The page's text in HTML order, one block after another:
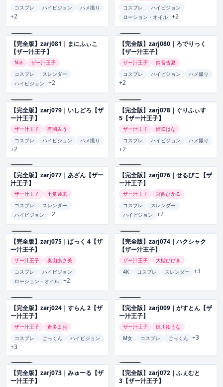
コスプレ
ハイビジョン ハメ撮り
+2
コスプレ
ハイビジョン
ローション・オイル +2
【完全版】zarj081｜まにふぃこ
【ザー汁王子】
Nia
ザー汁王子
コスプレ
スレンダー
ハイビジョン
+2
【完全版】zarj080｜ろでりっく
【ザー汁王子】
ザー汁王子
鈴音杏夏
コスプレ
ハイビジョン ハメ撮り
+2
【完全版】zarj079｜いしどろ【ザ
ー汁王子】
ザー汁王子
有岡みう
コスプレ
ハイビジョン ハメ撮り
+2
【完全版】zarj078｜ぐりふぃす
5【ザー汁王子】
ザー汁王子
姫咲はな
コスプレ
ハイビジョン ハメ撮り
+2
【完全版】zarj077｜あざん【ザー
汁王子】
ザー汁王子
七堂蓮未
コスプレ
スレンダー
ハイビジョン
+2
【完全版】zarj076｜せるぴこ【ザ
ー汁王子】
ザー汁王子
宮西ひかる
コスプレ
スレンダー
ハイビジョン
+2
【完全版】zarj075｜ぱっく 4【ザ
ー汁王子】
ザー汁王子
奥山あさ美
コスプレ
ハイビジョン
ローション・オイル +2
【完全版】zarj074｜ハクシャク
【ザー汁王子】
ザー汁王子
大槻ひびき
4K
コスプレ スレンダー +3
【完全版】zarj024｜すらん 2【ザ
ー汁王子】
ザー汁王子
倉多まお
コスプレ
ごっくん ハイビジョン
+3
【完全版】zarj009｜がすとん【ザ
ー汁王子】
ザー汁王子
姫川ゆうな
M女
コスプレ ごっくん +3
【完全版】zarj073｜みゅーる【ザ
ー汁王子】
【完全版】zarj072｜ふぇむと
3【ザー汁王子】